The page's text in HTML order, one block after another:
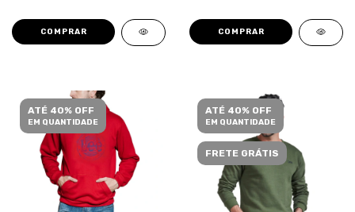
COMPRAR COMPRAR
ATÉ 40% OFF
EM QUANTIDADE
ATÉ 40% OFF
EM QUANTIDADE
FRETE GRÁTIS